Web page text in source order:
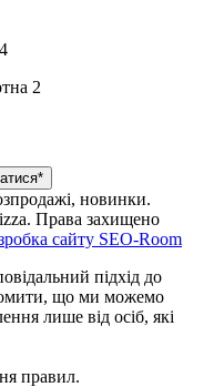
2
новинки.
Права захищено
сайту SEO-Room
підхід до
що ми можемо
лише від осіб, які
правил.